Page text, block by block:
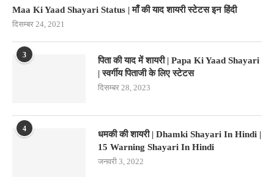
Maa Ki Yaad Shayari Status | माँ की याद शायरी स्टेटस इन हिंदी
दिसम्बर 24, 2021
3
पिता की याद में शायरी | Papa Ki Yaad Shayari
| स्वर्गीय पिताजी के लिए स्टेटस
दिसम्बर 28, 2023
4
धमकी की शायरी | Dhamki Shayari In Hindi |
15 Warning Shayari In Hindi
जनवरी 3, 2022